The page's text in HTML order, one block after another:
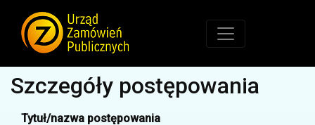
Szczegóły postępowania
Tytuł/nazwa postępowania